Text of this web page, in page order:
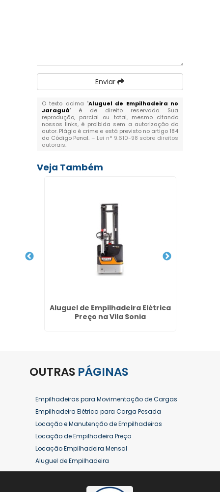
Enviar
O texto acima "Aluguel de Empilhadeira no
Jaraguá" é de direito reservado. Sua
reprodução, parcial ou total, mesmo citando
nossos links, é proibida sem a autorização do
autor. Plágio é crime e está previsto no artigo 184
do Código Penal. – Lei n° 9.610-98 sobre direitos
autorais.
Veja Também
Aluguel de Empilhadeira Elétrica
Preço na Vila Sonia
OUTRAS PÁGINAS
Empilhadeiras para Movimentação de Cargas
Empilhadeira Elétrica para Carga Pesada
Locação e Manutenção de Empilhadeiras
Locação de Empilhadeira Preço
Locação Empilhadeira Mensal
Aluguel de Empilhadeira
Aluguel de Empilhadeira a Combustão
Aluguel de Empilhadeira Diária Valor